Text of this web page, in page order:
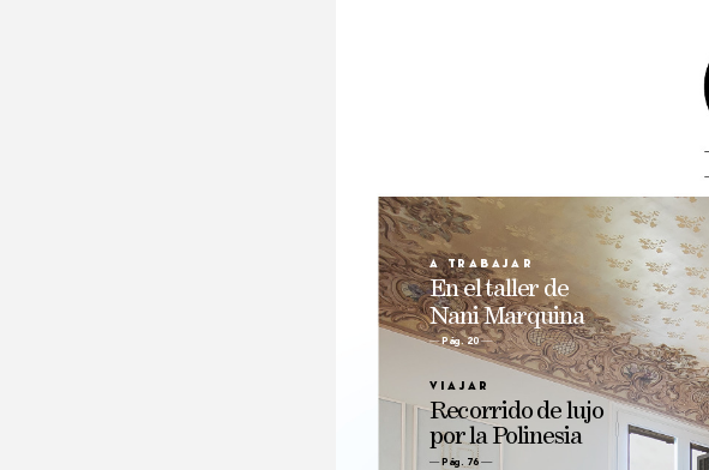
Pág. 20
En el taller de
Nani Marquina
a trabajar
Recorrido de lujo
por la Polinesia
Viaj ar
Pág. 76